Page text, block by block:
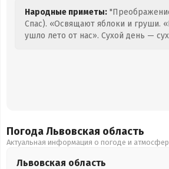
Народные приметы:
Спас). «Освящают яблоки и груши.
ушло лето от нас». Сухой день —
Погода Львовская область
Актуальная информация о погоде и
Львовская область